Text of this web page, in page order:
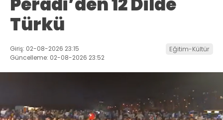
Türkü
Giriş: 02-08-2026 23:15
Güncelleme: 02-08-2026 23:52
Eğitim-Kültür